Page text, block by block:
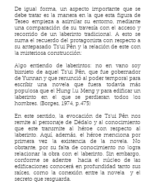
De igual forma, un aspecto importante que se
debe tratar es la manera en la que esta figura de
Teseo empieza a asimilar su entorno, mediante
una comparación de su travesía con el acceso y
recorrido de un laberinto tradicional. A esto se
suma el recuerdo del protagonista con respecto a
su antepasado Ts'ui Pên y la relación de este con
la misteriosa construcción:
Algo entiendo de laberintos: no en vano soy
bisnieto de aquel Ts'ui Pên, que fue gobernador
de Yunnan y que renunció al poder temporal para
escribir una novela que fuera todavía más
populosa que el Hung Lu Meng y para edificar un
laberinto en el que se perdieran todos los
hombres. (Borges, 1974, p.475)
En este sentido, la evocación de Ts'ui Pên nos
remite al personaje de Dédalo y al conocimiento
que este transmite al héroe con respecto al
laberinto. Aquí, además, el héroe menciona por
primera vez la existencia de la novela. No
obstante, por su falta de conocimiento no logra
relacionar la obra con el laberinto. Sin embargo,
conforme se adentre hacia el núcleo de las
edificaciones conocerá en profundidad tanto sus
raíces, como la conexión entre la novela y el
secreto que resguarda.